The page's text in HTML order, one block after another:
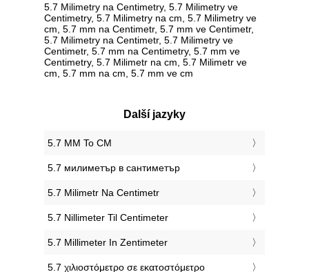
5.7 Milimetry na Centimetry, 5.7 Milimetry ve
Centimetry, 5.7 Milimetry na cm, 5.7 Milimetry ve
cm, 5.7 mm na Centimetr, 5.7 mm ve Centimetr,
5.7 Milimetry na Centimetr, 5.7 Milimetry ve
Centimetr, 5.7 mm na Centimetry, 5.7 mm ve
Centimetry, 5.7 Milimetr na cm, 5.7 Milimetr ve
cm, 5.7 mm na cm, 5.7 mm ve cm
Další jazyky
‎5.7 MM To CM
‎5.7 милиметър в сантиметър
‎5.7 Milimetr Na Centimetr
‎5.7 Nillimeter Til Centimeter
‎5.7 Millimeter In Zentimeter
‎5.7 χιλιοστόμετρο σε εκατοστόμετρο